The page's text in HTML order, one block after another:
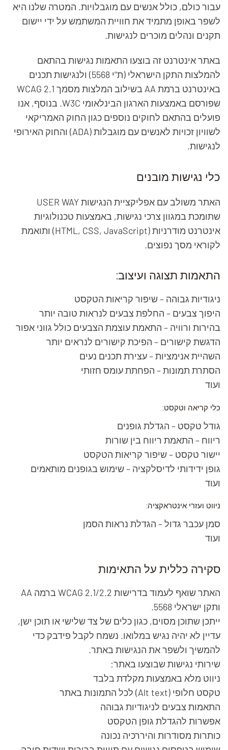
עבור כולם, כולל אנשים עם מוגבלויות. המטרה שלנו היא
לשפר באופן מתמיד את חוויית המשתמש על ידי יישום
תקנים ונהלים מוכרים לנגישות.
באתר אינטרנט זה בוצעו התאמות נגישות בהתאם
להמלצות התקן הישראלי (ת"י 5568) ולנגישות תכנים
באינטרנט ברמת AA בשילוב המלצות מסמך WCAG 2.1
שפורסם באמצעות הארגון הבינלאומי W3C. בנוסף, אנו
פועלים בהתאם לחוקים נוספים כגון החוק האמריקאי
לשוויון זכויות לאנשים עם מוגבלות (ADA) והחוק האירופי
לנגישות.
כלי נגישות מובנים
האתר משולב עם אפליקציית הנגישות USER WAY
שתומכת במגוון צרכי נגישות, באמצעות טכנולוגיות
אינטרנט מודרניות (HTML, CSS, JavaScript) ותואמת
לקוראי מסך נפוצים.
התאמות תצוגה ועיצוב:
ניגודיות גבוהה – שיפור קריאות הטקסט
היפוך צבעים – החלפת צבעים לנראות טובה יותר
בהירות ורוויה – התאמת עוצמת הצבעים כולל גווני אפור
הדגשת קישורים – הפיכת קישורים לנראים יותר
השהיית אנימציות – עצירת תכנים נעים
הסתרת תמונות – הפחתת עומס חזותי
ועוד
כלי קריאה וטקסט:
גודל טקסט – הגדלת גופנים
ריווח – התאמת ריווח בין שורות
יישור טקסט – שיפור קריאות הטקסט
גופן ידידותי לדיסלקציה – שימוש בגופנים מותאמים
ועוד
ניווט ועזרי אינטראקציה:
סמן עכבר גדול – הגדלת נראות הסמן
ועוד
סקירה כללית על התאימות
האתר שואף לעמוד בדרישות WCAG 2.1/2.2 ברמה AA
ותקן ישראלי 5568.
ייתכן שתוכן מסוים, כגון כלים של צד שלישי או תוכן ישן,
עדיין לא יהיה נגיש במלואו. נשמח לקבל פידבק כדי
להמשיך ולשפר את הנגישות באתר.
שירותי נגישות שבוצעו באתר:
ניווט מלא באמצעות מקלדת בלבד
טקסט חלופי (Alt text) לכל התמונות באתר
התאמות צבעים לניגודיות גבוהה
אפשרות להגדלת גופן הטקסט
כותרות מסודרות והיררכיה נכונה